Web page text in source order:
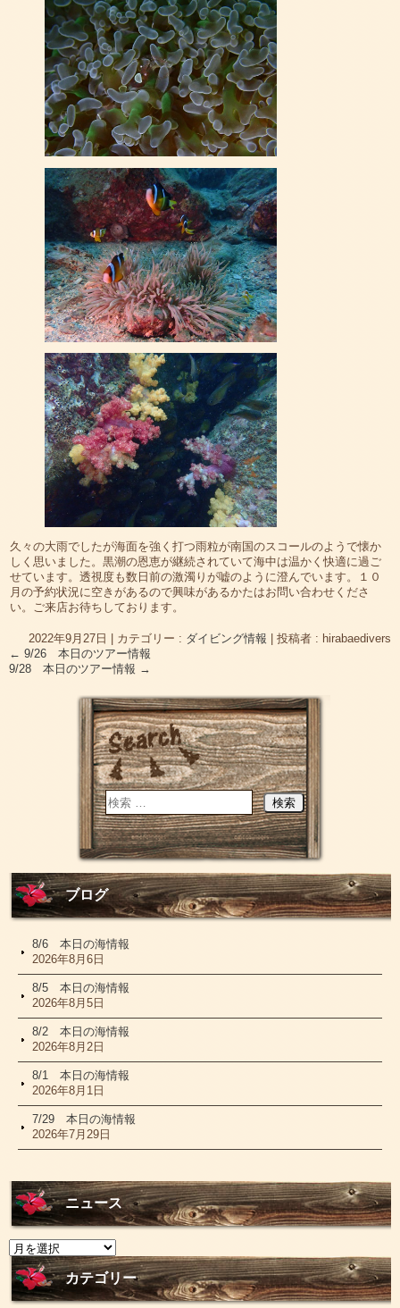
久々の大雨でしたが海面を強く打つ雨粒が南国のスコールのようで懐か
しく思いました。黒潮の恩恵が継続されていて海中は温かく快適に過ご
せています。透視度も数日前の激濁りが嘘のように澄んでいます。１０
月の予約状況に空きがあるので興味があるかたはお問い合わせくださ
い。ご来店お待ちしております。
2022年9月27日 カテゴリー : ダイビング情報
投稿者 : hirabaedivers
← 9/26 本日のツアー情報
9/28 本日のツアー情報 →
ブログ
8/6 本日の海情報
2026年8月6日
8/5 本日の海情報
2026年8月5日
8/2 本日の海情報
2026年8月2日
8/1 本日の海情報
2026年8月1日
7/29 本日の海情報
2026年7月29日
ニュース
ニ
ュ
ー
カテゴリー